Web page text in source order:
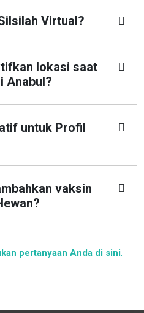
Virtual?
lokasi saat
Anabul?
untuk Profil
vaksin
pertanyaan Anda di sini.